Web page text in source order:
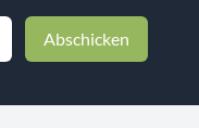
Abschicken